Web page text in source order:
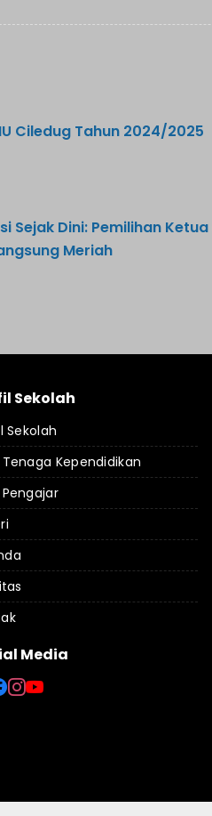
Ciledug Tahun 2024/2025
Sejak Dini: Pemilihan
Meriah
Sekolah
Sekolah
Kependidikan
Media